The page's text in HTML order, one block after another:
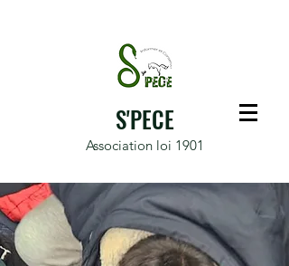
Association loi 1901
S'PECE